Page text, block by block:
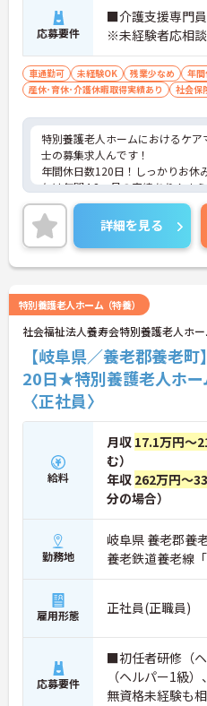
応募要件
■介護支援専門
※未経験者応相談
車通勤可 未経験OK 残業少なめ 年
産休･育休･介護休暇取得実績あり
社会保
特別養護老人ホームにおけるケア
士の募集求人んです！
年間休日数120日！しっかりお休
与は年間4.2ヵ月の実績あり！さ
などもありスキルアップを目指し
め！
ご興味ある方には、面接のポイン
細をお話致しますのでお気軽にご
詳細を見る
特別養護老人ホーム（特養）
社会福祉法人養寿会特別養護老人ホ
【岐阜県／養老郡養老
20日★特別養護老人ホー
〈正社員〉
給料
月収 17.1万円～
む）
年収 262万円～
分の場合）
勤務地
岐阜県 養老郡養
養老鉄道養老線
雇用形態 正社員(正職員)
応募要件
■初任者研修（
（ヘルパー1級
無資格未経験も